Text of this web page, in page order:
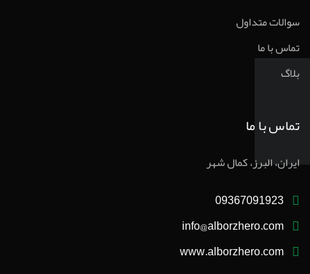
سوالات متداول
تماس با ما
بلاگ
تماس با ما
ایران، البرز، کمال شهر
09367091923
info@alborzhero.com
www.alborzhero.com